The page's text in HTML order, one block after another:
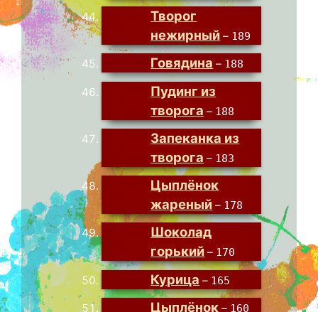
Творог
нежирный – 189
Говядина – 188
Пудинг из
творога – 188
Запеканка из
творога – 183
Цыплёнок
жареный – 178
Шоколад
горький – 170
Курица – 165
Цыплёнок – 160